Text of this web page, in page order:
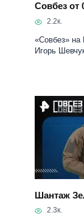
Совбез от
2.2к.
«Совбез»
Игорь
Шантаж
2.3к.